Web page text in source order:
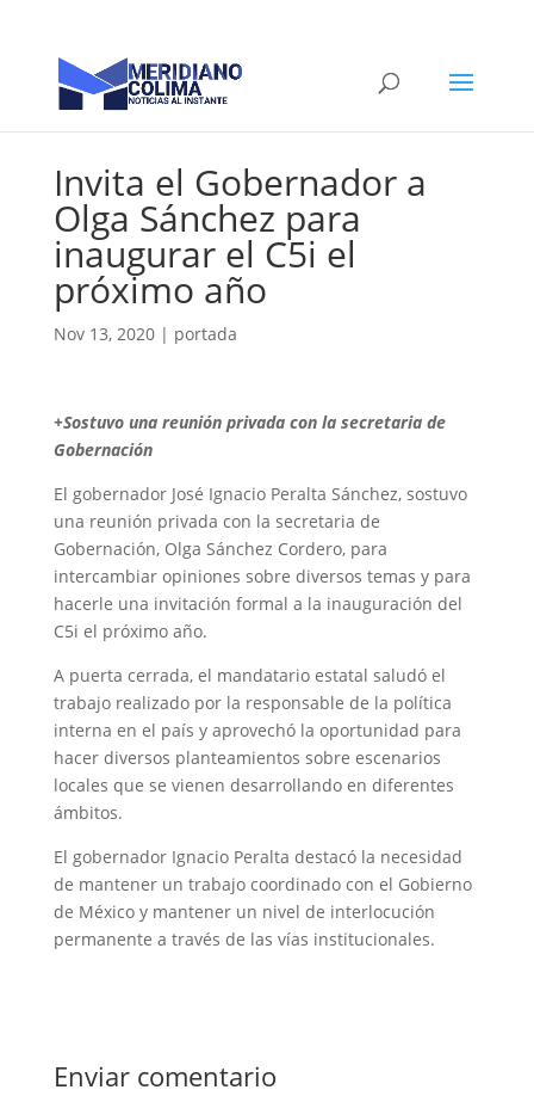
Invita el Gobernador a
Olga Sánchez para
inaugurar el C5i el
próximo año
Nov 13, 2020| portada
+Sostuvo una reunión privada con la secretaria de
Gobernación
El gobernador José Ignacio Peralta Sánchez, sostuvo
una reunión privada con la secretaria de
Gobernación, Olga Sánchez Cordero, para
intercambiar opiniones sobre diversos temas y para
hacerle una invitación formal a la inauguración del
C5i el próximo año.
A puerta cerrada, el mandatario estatal saludó el
trabajo realizado por la responsable de la política
interna en el país y aprovechó la oportunidad para
hacer diversos planteamientos sobre escenarios
locales que se vienen desarrollando en diferentes
ámbitos.
El gobernador Ignacio Peralta destacó la necesidad
de mantener un trabajo coordinado con el Gobierno
de México y mantener un nivel de interlocución
permanente a través de las vías institucionales.
Enviar comentario